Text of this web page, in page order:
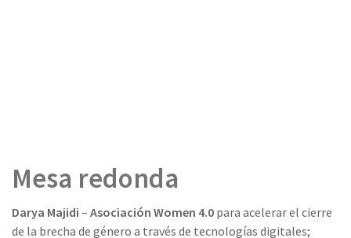
Mesa redonda
Darya Majidi – Asociación Women 4.0 para acelerar el cierre
de la brecha de género a través de tecnologías digitales;